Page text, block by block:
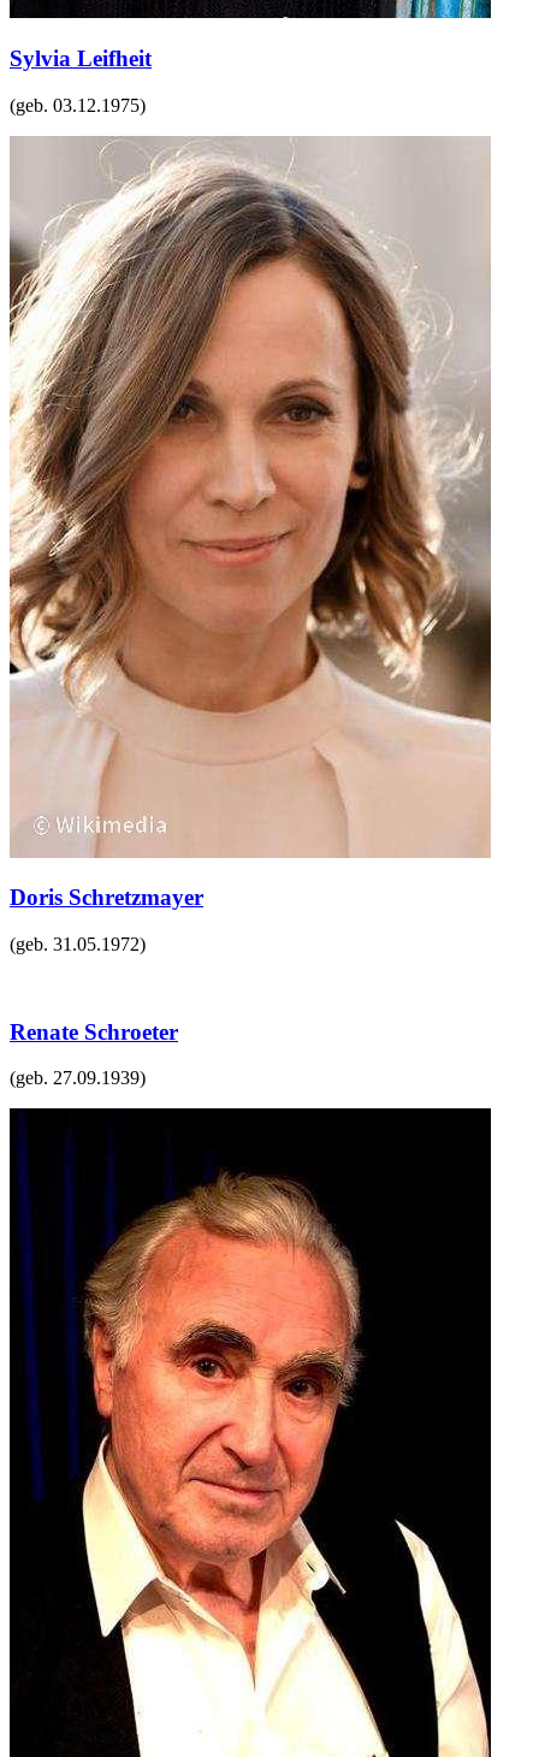
Sylvia Leifheit
(geb. 03.12.1975)
Doris Schretzmayer
(geb. 31.05.1972)
Renate Schroeter
(geb. 27.09.1939)